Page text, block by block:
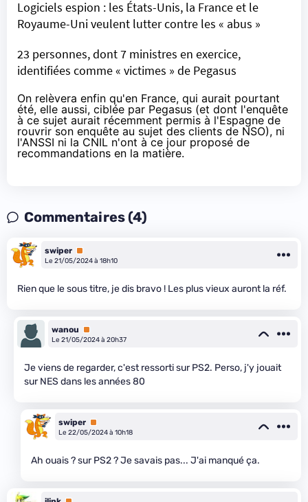
Logiciels espion : les États-Unis, la France et le
Royaume-Uni veulent lutter contre les « abus »
23 personnes, dont 7 ministres en exercice,
identifiées comme « victimes » de Pegasus
On relèvera enfin qu'en France, qui aurait pourtant
été, elle aussi, ciblée par Pegasus (et dont l'enquête
à ce sujet aurait récemment permis à l'Espagne de
rouvrir son enquête au sujet des clients de NSO), ni
l'ANSSI ni la CNIL n'ont à ce jour proposé de
recommandations en la matière.
Commentaires (4)
swiper Premium
Le 21/05/2024 à 18h10
Rien que le sous titre, je dis bravo ! Les plus vieux auront la réf.
wanou
Premium
Le 21/05/2024 à 20h37
Je viens de regarder, c'est ressorti sur PS2. Perso, j'y jouait
sur NES dans les années 80
swiper Premium
Le 22/05/2024 à 10h18
Ah ouais ? sur PS2 ? Je savais pas... J'ai manqué ça.